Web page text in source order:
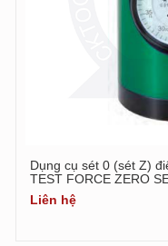
Dụng cụ sét 0 (sét Z)
TEST FORCE ZERO
Liên hệ